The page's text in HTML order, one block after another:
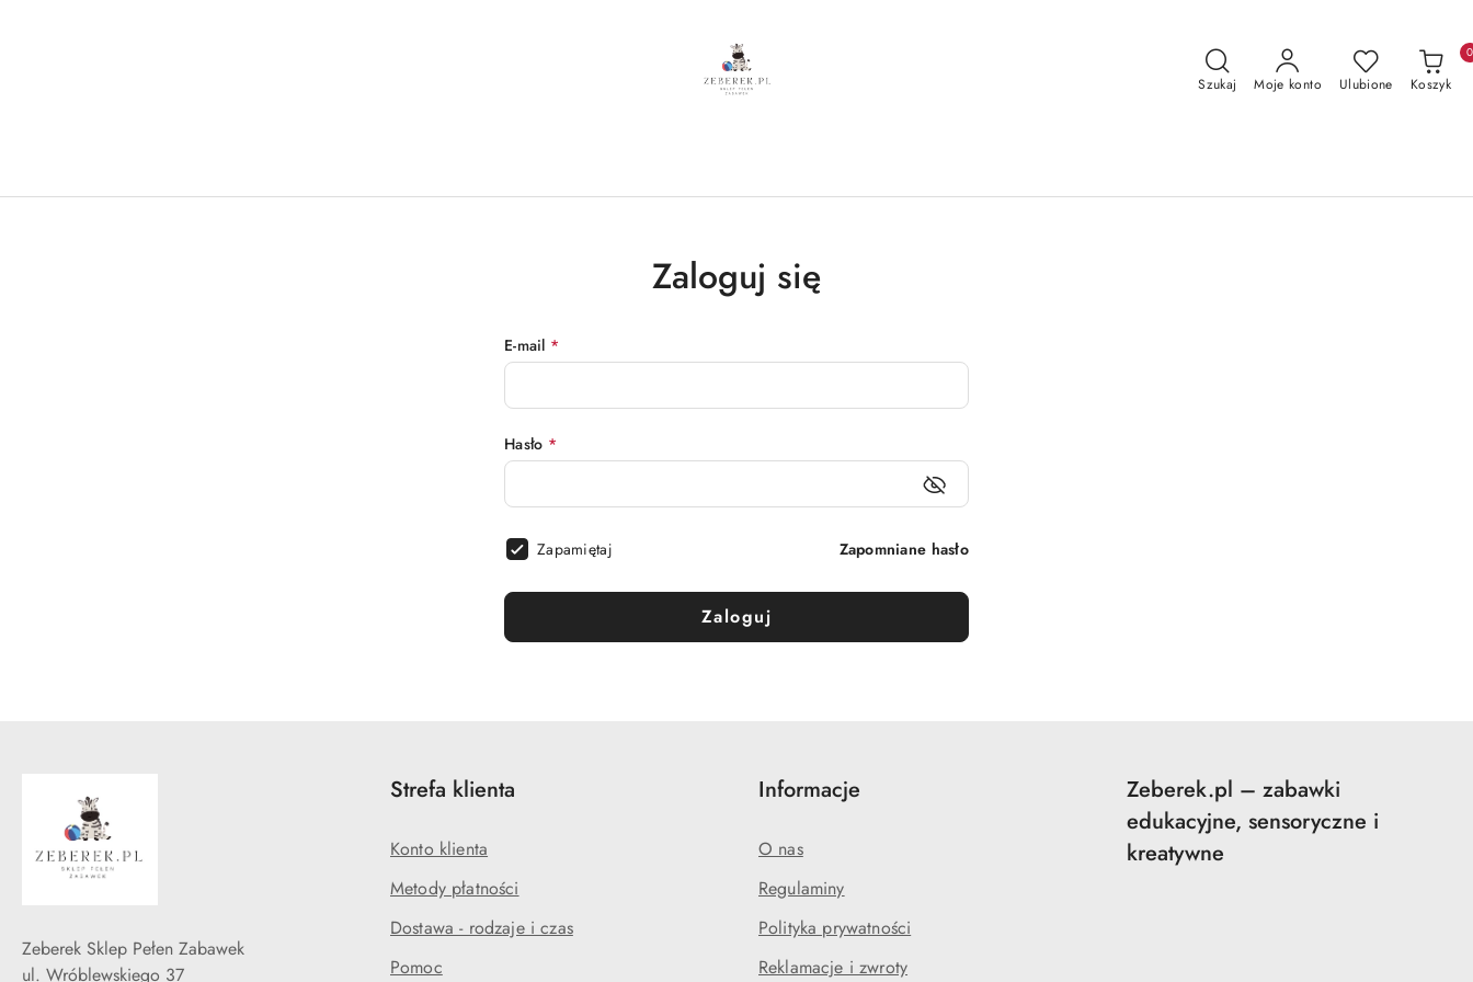
Szukaj Moje konto Ulubione Koszyk
0
Zaloguj się
E-mail *
Hasło *
Zapamiętaj Zapomniane hasło
Zaloguj
Zeberek Sklep Pełen Zabawek
ul. Wróblewskiego 37
Strefa klienta
Konto klienta
Metody płatności
Dostawa - rodzaje i czas
Pomoc
Informacje
O nas
Regulaminy
Polityka prywatności
Reklamacje i zwroty
Zeberek.pl – zabawki
edukacyjne, sensoryczne i
kreatywne